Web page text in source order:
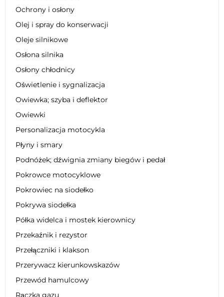
Ochrony i osłony
Olej i spray do konserwacji
Oleje silnikowe
Osłona silnika
Osłony chłodnicy
Oświetlenie i sygnalizacja
Owiewka; szyba i deflektor
Owiewki
Personalizacja motocykla
Płyny i smary
Podnóżek; dźwignia zmiany biegów i pedał
Pokrowce motocyklowe
Pokrowiec na siodełko
Pokrywa siodełka
Półka widelca i mostek kierownicy
Przekaźnik i rezystor
Przełączniki i klakson
Przerywacz kierunkowskazów
Przewód hamulcowy
Rączka gazu